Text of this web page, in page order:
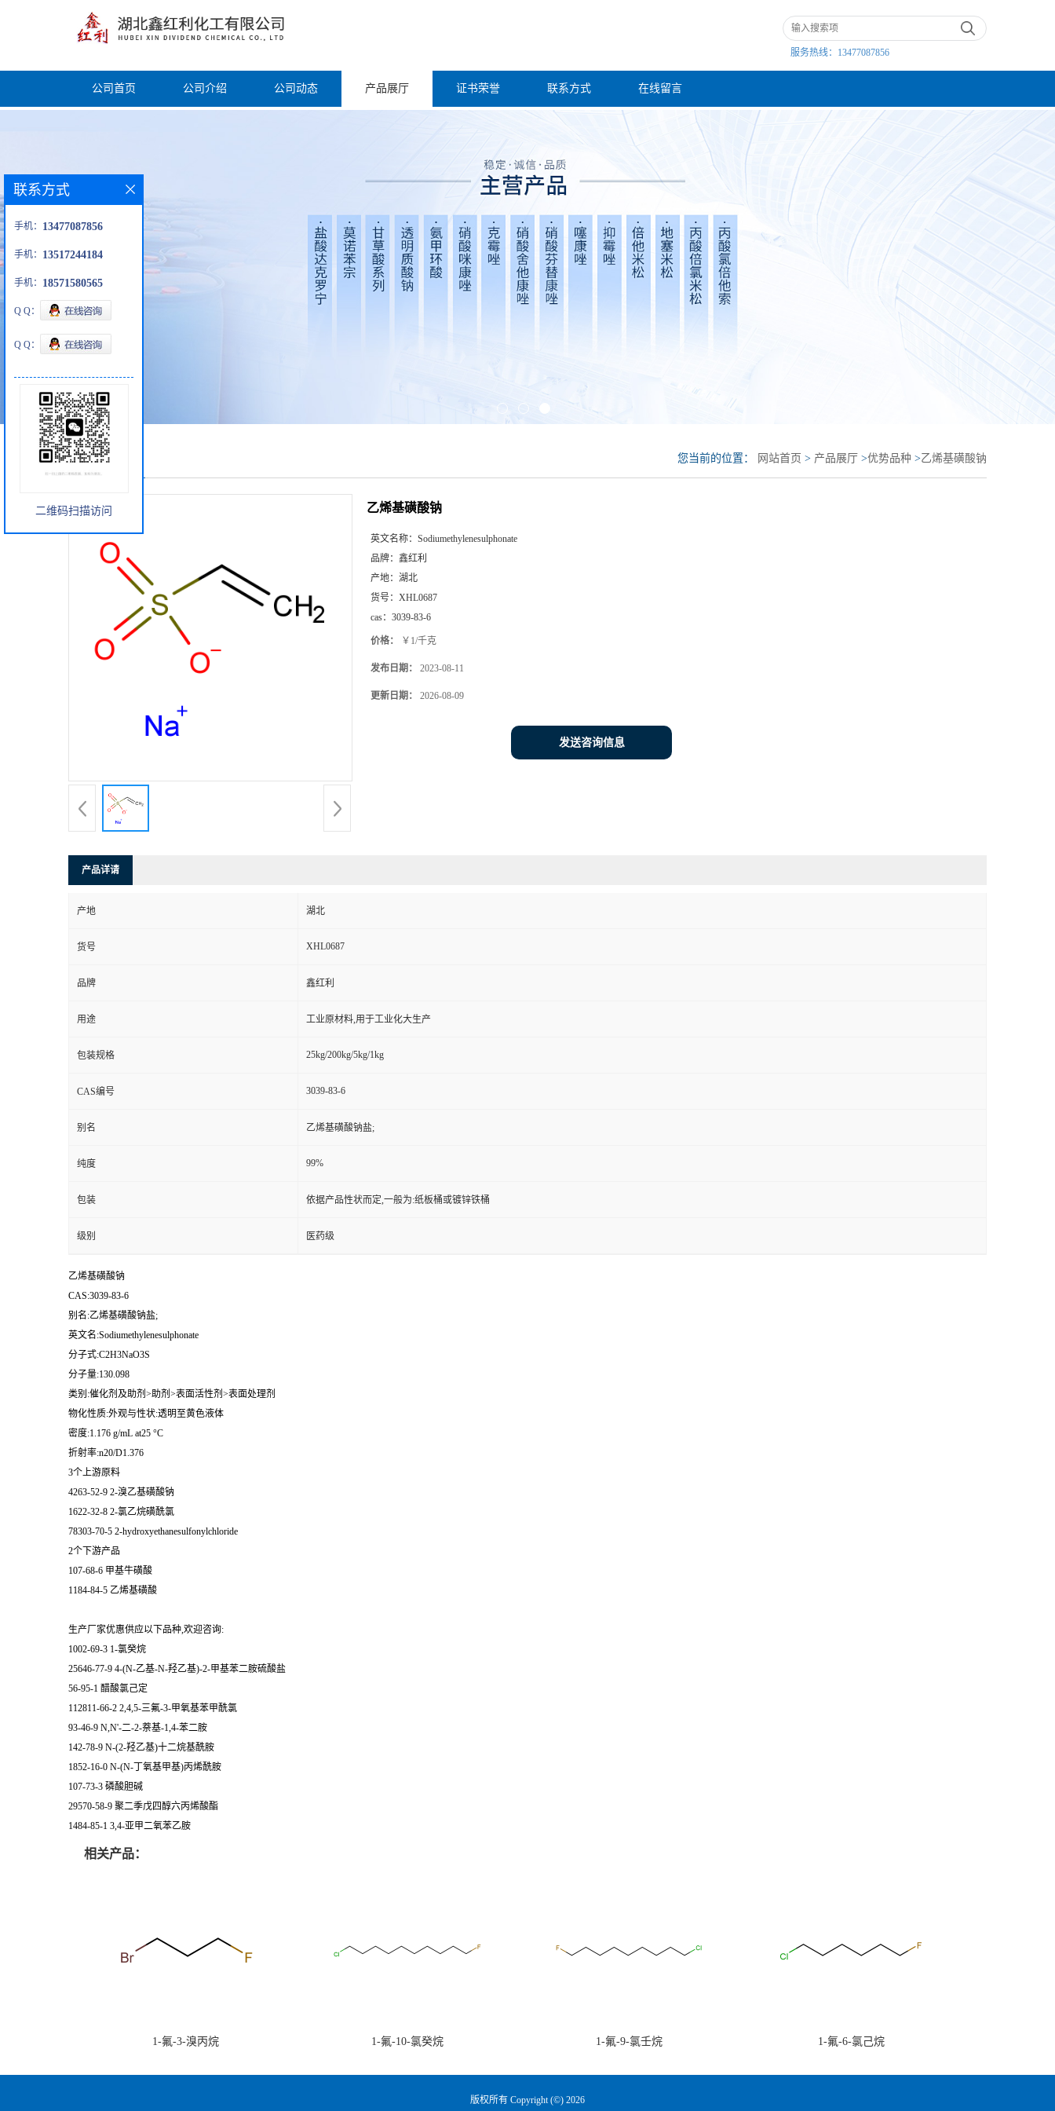
服务热线： 13477087856
公司首页 公司介绍 公司动态 产品展厅 证书荣誉 联系方式 在线留言
产品展厅 您当前的位置： 网站首页 > 产品展厅 >优势品种 >乙烯基磺酸钠
乙烯基磺酸钠
英文名称： Sodiumethylenesulphonate
品牌： 鑫红利
产地： 湖北
货号： XHL0687
cas： 3039-83-6
价格： ￥1/千克
发布日期： 2023-08-11
更新日期： 2026-08-09
发送咨询信息
产品详请
产地 湖北
货号 XHL0687
品牌 鑫红利
用途 工业原材料,用于工业化大生产
包装规格 25kg/200kg/5kg/1kg
CAS编号 3039-83-6
别名 乙烯基磺酸钠盐;
纯度 99%
包装 依据产品性状而定,一般为:纸板桶或镀锌铁桶
级别 医药级
乙烯基磺酸钠
CAS:3039-83-6
别名:乙烯基磺酸钠盐;
英文名:Sodiumethylenesulphonate
分子式:C2H3NaO3S
分子量:130.098
类别:催化剂及助剂>助剂>表面活性剂>表面处理剂
物化性质:外观与性状:透明至黄色液体
密度:1.176 g/mL at25 °C
折射率:n20/D1.376
3个上游原料
4263-52-9 2-溴乙基磺酸钠
1622-32-8 2-氯乙烷磺酰氯
78303-70-5 2-hydroxyethanesulfonylchloride
2个下游产品
107-68-6 甲基牛磺酸
1184-84-5 乙烯基磺酸
生产厂家优惠供应以下品种,欢迎咨询:
1002-69-3 1-氯癸烷
25646-77-9 4-(N-乙基-N-羟乙基)-2-甲基苯二胺硫酸盐
56-95-1 醋酸氯己定
112811-66-2 2,4,5-三氟-3-甲氧基苯甲酰氯
93-46-9 N,N'-二-2-萘基-1,4-苯二胺
142-78-9 N-(2-羟乙基)十二烷基酰胺
1852-16-0 N-(N-丁氧基甲基)丙烯酰胺
107-73-3 磷酸胆碱
29570-58-9 聚二季戊四醇六丙烯酸酯
1484-85-1 3,4-亚甲二氧苯乙胺
相关产品：
1-氟-3-溴丙烷 1-氟-10-氯癸烷 1-氟-9-氯壬烷 1-氟-6-氯己烷
联系方式
手机： 13477087856
手机： 13517244184
手机： 18571580565
Q Q：
Q Q：
二维码扫描访问
版权所有 Copyright (©) 2026